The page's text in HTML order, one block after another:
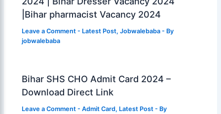
|Bihar pharmacist Vacancy 2024
Leave a Comment - Latest Post,Jobwalebaba - By
jobwalebaba
Bihar SHS CHO Admit Card 2024 –
Download Direct Link
Leave a Comment -Admit Card, Latest Post - By